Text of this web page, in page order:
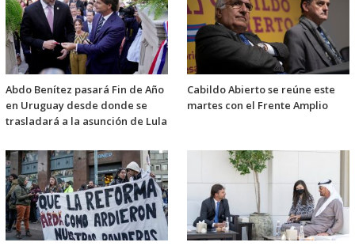
Abdo Benítez pasará Fin de Año
en Uruguay desde donde se
trasladará a la asunción de Lula
Cabildo Abierto se reúne este
martes con el Frente Amplio